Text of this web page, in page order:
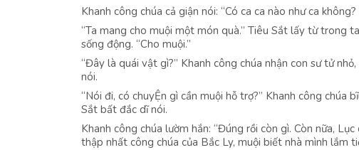
Khanh công chúa cả giận nói: “Có ca ca nào như ca
“Ta mang cho muội một món quà.” Tiêu Sắt lấy từ trong
sống động. “Cho muội.”
“Đây là quái vật gì?” Khanh công chúa nhận con sư tử
nói.
“Nói đi, có chuyỆn gì cần muội hỗ trợ?” Khanh công chúa
Sắt bất đắc dĩ nói.
Khanh công chúa lườm hắn: “Đúng rồi còn gì. Còn nữa,
thập nhất công chúa của Bắc Ly, muội biết nhà mình lắm